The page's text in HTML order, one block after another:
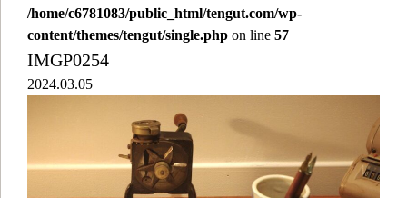
/home/c6781083/public_html/tengut.com/wp-
content/themes/tengut/single.php on line 57
IMGP0254
2024.03.05